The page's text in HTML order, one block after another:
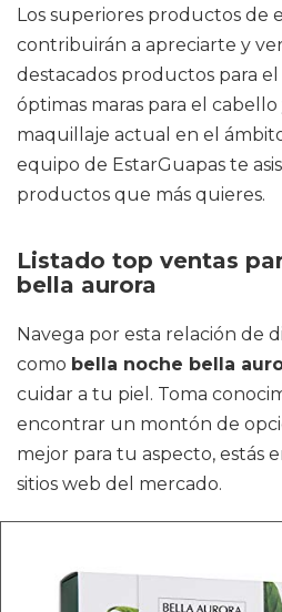
Los superiores productos de
contribuirán a apreciarte y
destacados productos para
óptimas maras para el
maquillaje actual en el
equipo de EstarGuapas te
productos que más quieres.
Listado top ventas
bella aurora
Navega por esta relación de
como bella noche bella
cuidar a tu piel. Toma
encontrar un montón de
mejor para tu aspecto, estás
sitios web del mercado.